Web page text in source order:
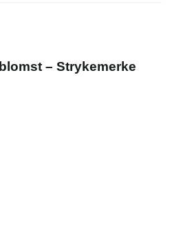
– Strykemerke